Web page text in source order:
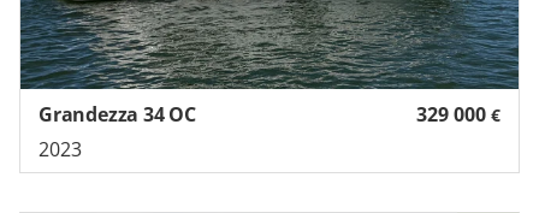
329 000 €
Grandezza 34 OC
2023